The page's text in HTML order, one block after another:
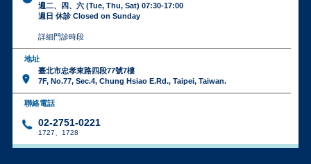
週二、四、六 (Tue, Thu, Sat) 07:30-17:00
週日 休診 Closed on Sunday
詳細門診時段
地址
臺北市忠孝東路四段77號7樓
7F, No.77, Sec.4, Chung Hsiao E.Rd., Taipei, Taiwan.
聯絡電話
02-2751-0221
1727、1728